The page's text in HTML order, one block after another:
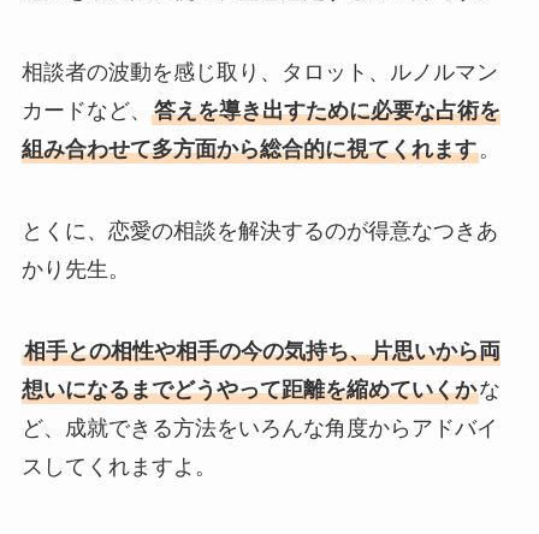
相談者の波動を感じ取り、タロット、ルノルマン
カードなど、 答えを導き出すために必要な占術を
組み合わせて多方面から総合的に視てくれます。
とくに、恋愛の相談を解決するのが得意なつきあ
かり先生。
相手との相性や相手の今の気持ち、片思いから両
想いになるまでどうやって距離を縮めていくかな
ど、成就できる方法をいろんな角度からアドバイ
スしてくれますよ。